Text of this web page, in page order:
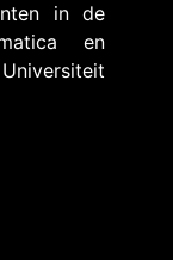
in de
en